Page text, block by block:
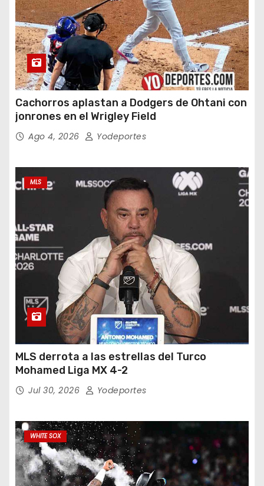
Cachorros aplastan a Dodgers de Ohtani con
jonrones en el Wrigley Field
Ago 4, 2026 Yodeportes
MLS
MLS derrota a las estrellas del Turco
Mohamed Liga MX 4-2
Jul 30, 2026 Yodeportes
WHITE SOX